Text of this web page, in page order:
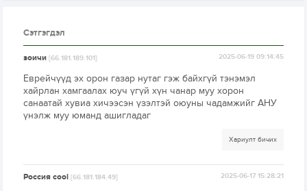
Сэтгэгдэл
зоичи[66.181.189.101] 2025-06-19 09:14:45
Еврейчүүд эх орон газар нутаг гэж байхгүй тэнэмэл
хайрлан хамгаалах юуч үгүй хүн чанар муу хорон
санаатай хувиа хичээсэн үзэлтэй оюуны чадамжийг АНУ
үнэлж муу юманд ашигладаг
Хариулт бичих
Россия cool[66.181.184.49] 2025-06-17 15:28:21